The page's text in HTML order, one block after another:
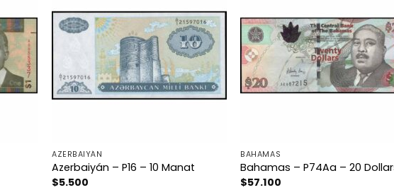
AZERBAIYÁN
Azerbaiyán – P16 – 10 Manat
$5.500
BAHAMAS
Bahamas – P74Aa – 20
$57.100